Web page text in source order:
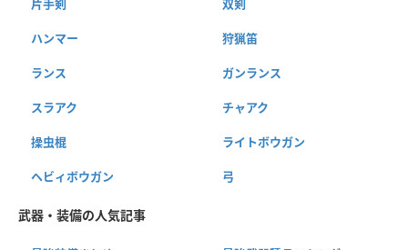
片手剣 双剣
ハンマー 狩猟笛
ランス ガンランス
スラアク チャアク
操虫棍 ライトボウガン
ヘビィボウガン 弓
武器・装備の人気記事